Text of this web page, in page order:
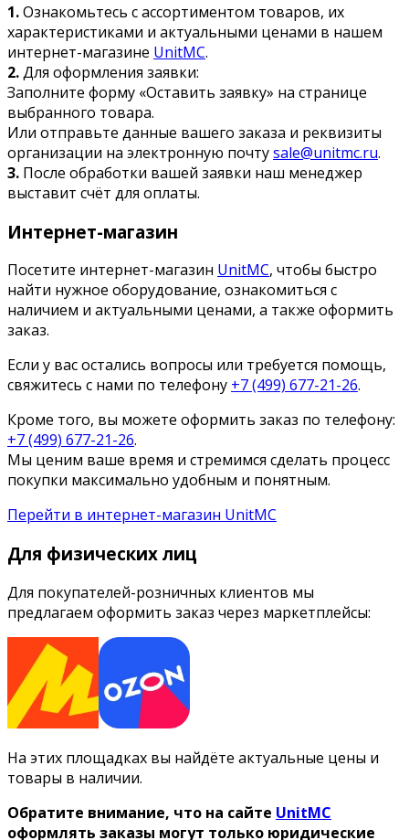
1.Ознакомьтесь с ассортиментом товаров, их
характеристиками и актуальными ценами в нашем
интернет-магазине UnitMC.
2.Для оформления заявки:
Заполните форму «Оставить заявку» на странице
выбранного товара.
Или отправьте данные вашего заказа и реквизиты
организации на электронную почтуsale@unitmc.ru.
3. После обработки вашей заявки наш менеджер
выставит счёт для оплаты.
Интернет-магазин
Посетите интернет-магазин UnitMC, чтобы быстро
найти нужное оборудование, ознакомиться с
наличием и актуальными ценами, а также оформить
заказ.
Если у вас остались вопросы или требуется помощь,
свяжитесь с нами по телефону +7 (499) 677-21-26.
Кроме того, вы можете оформить заказ по телефону:
+7 (499) 677-21-26.
Мы ценим ваше время и стремимся сделать процесс
покупки максимально удобным и понятным.
Перейти в интернет-магазин UnitMC
Для физических лиц
Для покупателей-розничных клиентов мы
предлагаем оформить заказ через маркетплейсы:
На этих площадках вы найдёте актуальные цены и
товары в наличии.
Обратите внимание, что на сайте UnitMC
оформлять заказы могут только юридические